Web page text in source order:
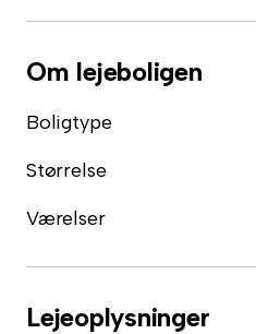
Om lejeboligen
Boligtype
Størrelse
Værelser
Lejeoplysninger